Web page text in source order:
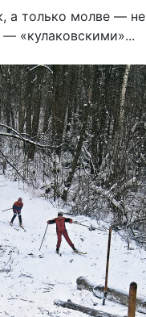
а только молве — не
«кулаковскими»...